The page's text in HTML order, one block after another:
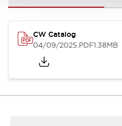
CW Catalog
04/09/2025.PDF1.38MB